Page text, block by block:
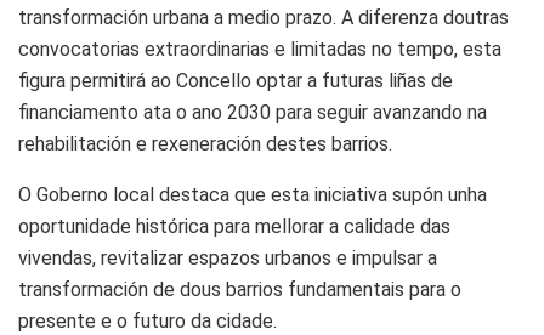
transformación urbana a medio prazo. A diferenza doutras
convocatorias extraordinarias e limitadas no tempo, esta
figura permitirá ao Concello optar a futuras liñas de
financiamento ata o ano 2030 para seguir avanzando na
rehabilitación e rexeneración destes barrios.
O Goberno local destaca que esta iniciativa supón unha
oportunidade histórica para mellorar a calidade das
vivendas, revitalizar espazos urbanos e impulsar a
transformación de dous barrios fundamentais para o
presente e o futuro da cidade.